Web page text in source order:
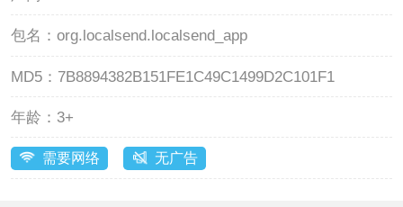
包名： org.localsend.localsend_app
MD5： 7B8894382B151FE1C49C1499D2C101F1
年龄： 3+
需要网络 无广告